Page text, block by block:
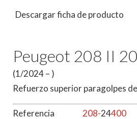
Descargar ficha de producto
Peugeot 208 II
(1/2024 – )
Refuerzo superior paragolpes
Referencia 208-24400